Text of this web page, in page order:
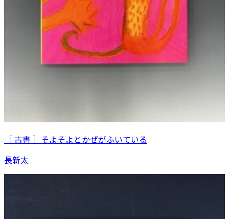
［ 古書 ］そよそよとかぜがふいている
長新太